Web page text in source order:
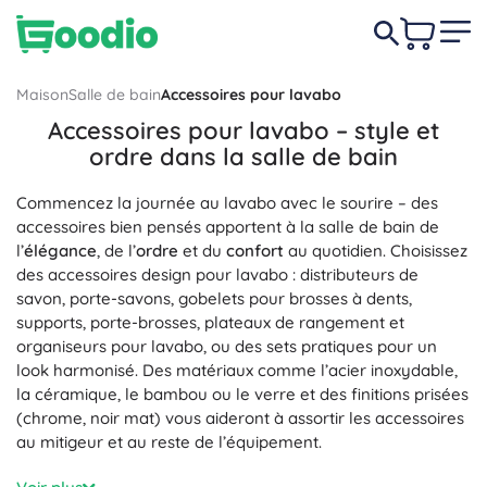
MaisonSalle de bainAccessoires pour lavabo
Accessoires pour lavabo – style et
ordre dans la salle de bain
Commencez la journée au lavabo avec le sourire – des
accessoires bien pensés apportent à la salle de bain de
l’élégance, de l’ordre et du confort au quotidien. Choisissez
des accessoires design pour lavabo : distributeurs de
savon, porte-savons, gobelets pour brosses à dents,
supports, porte-brosses, plateaux de rangement et
organiseurs pour lavabo, ou des sets pratiques pour un
look harmonisé. Des matériaux comme l’acier inoxydable,
la céramique, le bambou ou le verre et des finitions prisées
(chrome, noir mat) vous aideront à assortir les accessoires
au mitigeur et au reste de l’équipement.
Des détails astucieux garantissent une